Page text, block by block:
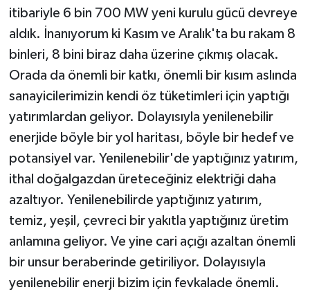
itibariyle 6 bin 700 MW yeni kurulu gücü devreye
aldık. İnanıyorum ki Kasım ve Aralık'ta bu rakam 8
binleri, 8 bini biraz daha üzerine çıkmış olacak.
Orada da önemli bir katkı, önemli bir kısım aslında
sanayicilerimizin kendi öz tüketimleri için yaptığı
yatırımlardan geliyor. Dolayısıyla yenilenebilir
enerjide böyle bir yol haritası, böyle bir hedef ve
potansiyel var. Yenilenebilir'de yaptığınız yatırım,
ithal doğalgazdan üreteceğiniz elektriği daha
azaltıyor. Yenilenebilirde yaptığınız yatırım,
temiz, yeşil, çevreci bir yakıtla yaptığınız üretim
anlamına geliyor. Ve yine cari açığı azaltan önemli
bir unsur beraberinde getiriliyor. Dolayısıyla
yenilenebilir enerji bizim için fevkalade önemli.